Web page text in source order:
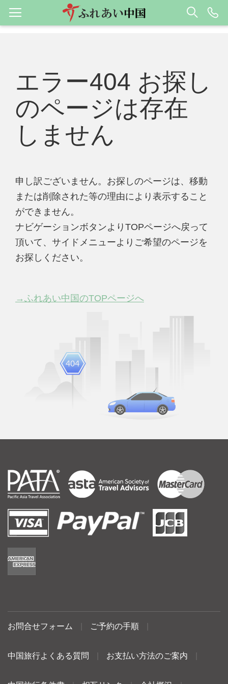
エラー404 お探し
のページは存在
しません
申し訳ございません。お探しのページは、移動
または削除された等の理由により表示すること
ができません。
ナビゲーションボタンよりTOPページへ戻って
頂いて、サイドメニューよりご希望のページを
お探しください。
→ふれあい中国のTOPページへ
お問合せフォーム ご予約の手順
中国旅行よくある質問 お支払い方法のご案内